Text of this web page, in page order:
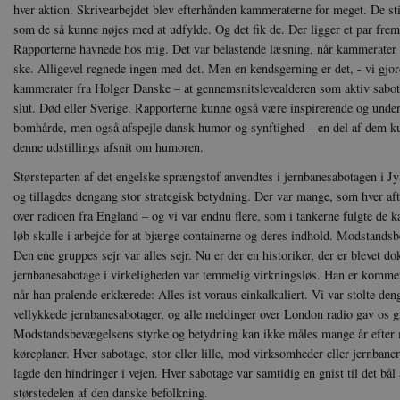
hver aktion. Skrivearbejdet blev efterhånden kammeraterne for meget. De
som de så kunne nøjes med at udfylde. Og det fik de. Der ligger et par
Rapporterne havnede hos mig. Det var belastende læsning, når
ske. Alligevel regnede ingen med det. Men en kendsgerning er det, - vi
kammerater fra Holger Danske – at gennemsnitslevealderen som aktiv
slut. Død eller Sverige. Rapporterne kunne også være inspirerende og
bomhårde, men også afspejle dansk humor og synftighed – en del af dem
denne udstillings afsnit om humoren.
Størsteparten af det engelske sprængstof anvendtes i jernbanesabotagen i
og tillagdes dengang stor strategisk betydning. Der var mange, som hver
over radioen fra England – og vi var endnu flere, som i tankerne fulgte de
løb skulle i arbejde for at bjærge containerne og deres indhold.
Den ene gruppes sejr var alles sejr. Nu er der en historiker, der er blevet
jernbanesabotage i virkeligheden var temmelig virkningsløs. Han er
når han pralende erklærede: Alles ist voraus einkalkuliert. Vi var stolte
vellykkede jernbanesabotager, og alle meldinger over London radio gav
Modstandsbevægelsens styrke og betydning kan ikke måles mange år
køreplaner. Hver sabotage, stor eller lille, mod virksomheder eller
lagde den hindringer i vejen. Hver sabotage var samtidig en gnist til det
størstedelen af den danske befolkning.
Navn
nmstat
CloudFront-
Key-Pair-Id
h5pcomsession
CloudFront-
Signature
vuid
CloudFront-
Region
CloudFront-
Policy
Navn
VISITOR_INFO1_LIVE
Navn
cf_clearance
Navn
_cfuvid